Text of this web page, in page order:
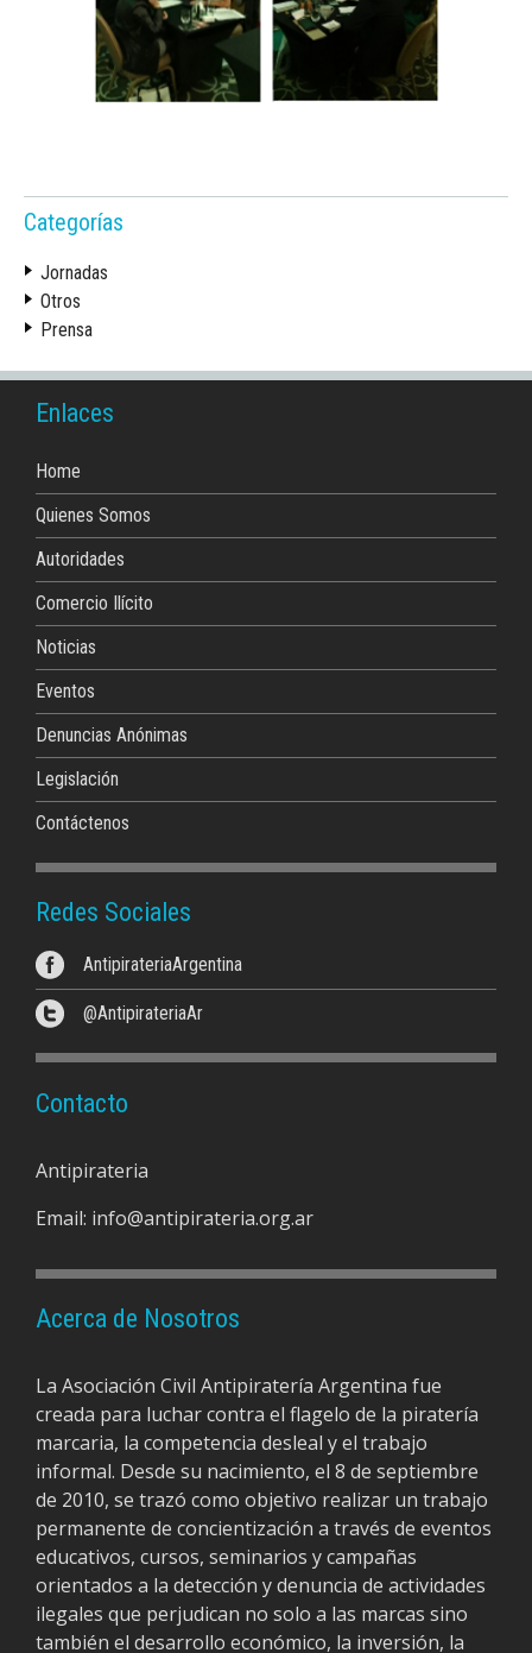
Categorías
Jornadas
Otros
Prensa
Enlaces
Home
Quienes Somos
Autoridades
Comercio Ilícito
Noticias
Eventos
Denuncias Anónimas
Legislación
Contáctenos
Redes Sociales
AntipirateriaArgentina
@AntipirateriaAr
Contacto
Antipirateria
Email: info@antipirateria.org.ar
Acerca de Nosotros
La Asociación Civil Antipiratería Argentina fue
creada para luchar contra el flagelo de la piratería
marcaria, la competencia desleal y el trabajo
informal. Desde su nacimiento, el 8 de septiembre
de 2010, se trazó como objetivo realizar un trabajo
permanente de concientización a través de eventos
educativos, cursos, seminarios y campañas
orientados a la detección y denuncia de actividades
ilegales que perjudican no solo a las marcas sino
también el desarrollo económico, la inversión, la